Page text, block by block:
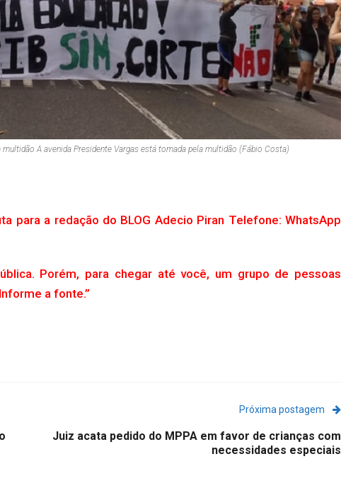
A avenida Presidente Vargas está tomada pela multidão (Fábio Costa)
para a redação do BLOG Adecio Piran Telefone: WhatsApp
Porém, para chegar até você, um grupo de pessoas
a fonte.”
Próxima postagem
Juiz acata pedido do MPPA em favor de crianças com
necessidades especiais